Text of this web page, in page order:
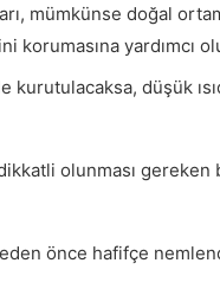
mümkünse doğal
korumasına yardımcı
kurutulacaksa, düşük
olunması
önce hafifçe